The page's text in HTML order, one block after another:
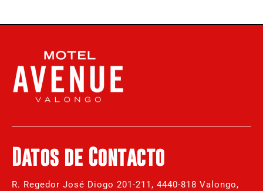
Datos de Contacto
R. Regedor José Diogo 201-211, 4440-818 Valongo,